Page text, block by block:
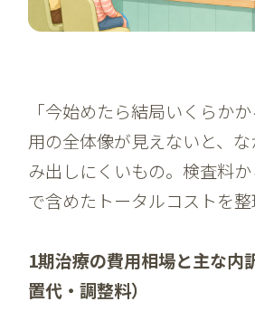
「今始めたら結局いくら
用の全体像が見えないと、
み出しにくいもの。検査料
で含めたトータルコストを整
1期治療の費用相場と主な内
置代・調整料）